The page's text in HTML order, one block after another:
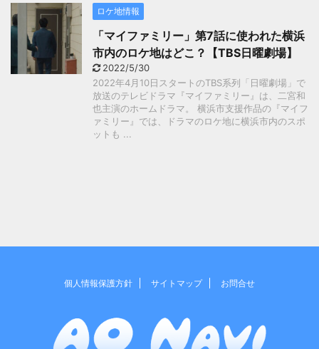
ロケ地情報
「マイファミリー」第7話に使われた横浜
市内のロケ地はどこ？【TBS日曜劇場】
2022/5/30
2022年4月10日スタートのTBS系列「日曜劇場」で
放送のテレビドラマ『マイファミリー』は、二宮和
也主演のホームドラマ。 横浜市支援作品の『マイフ
ァミリー』では、ドラマのロケ地に横浜市内のスポ
ットも ...
個人情報保護方針 サイトマップ お問合せ